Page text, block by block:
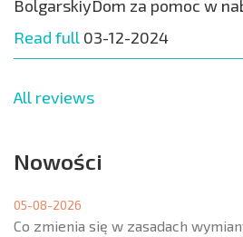
BolgarskiyDom za pomoc w
Read full 03-12-2024
All reviews
Nowości
05-08-2026
Co zmienia się w zasadach